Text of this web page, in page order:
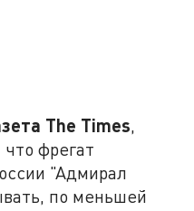
The Times,
фрегат
"Адмирал
по меньшей